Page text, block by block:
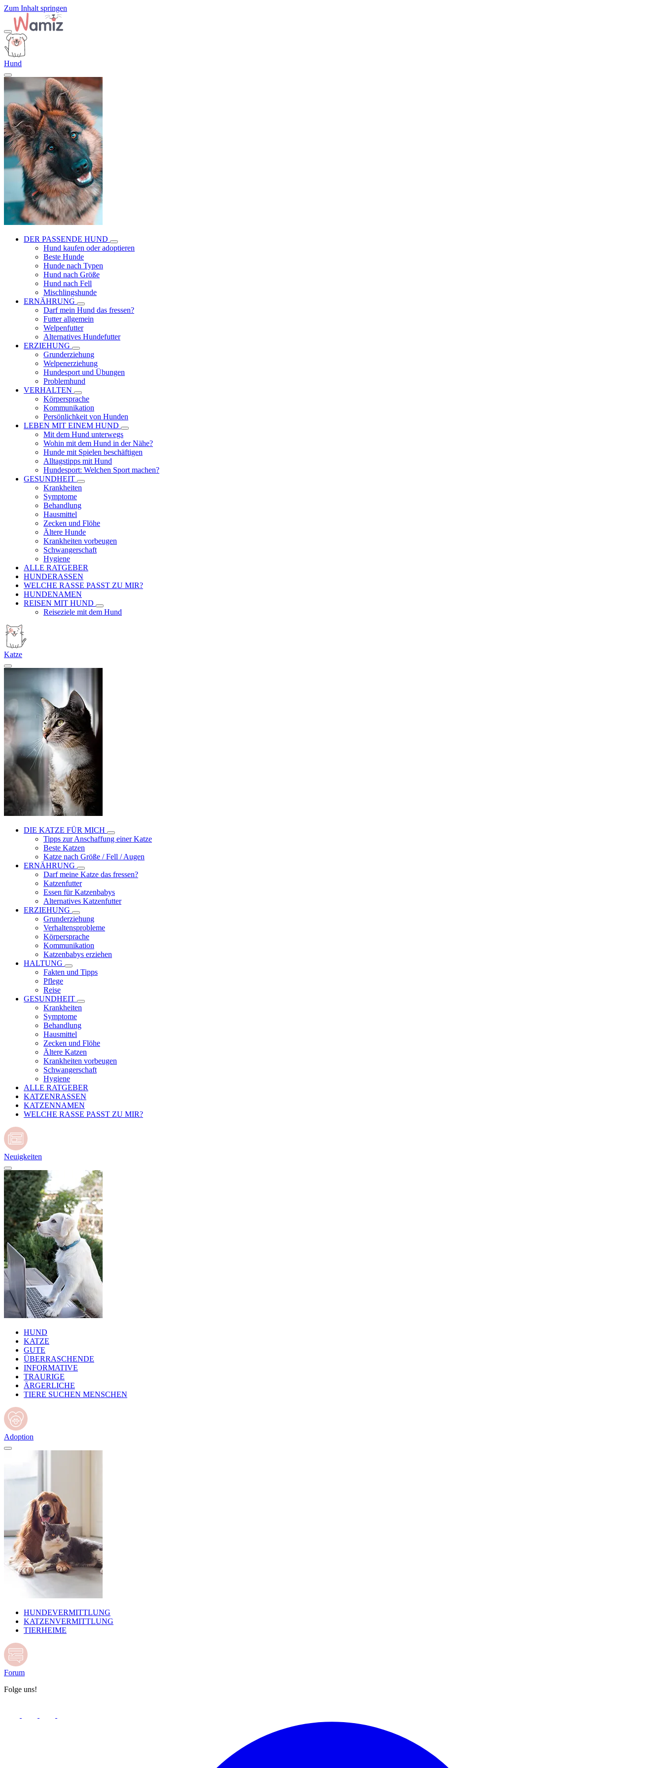
Zum Inhalt springen
Hund
DER PASSENDE HUND
Hund kaufen oder adoptieren
Beste Hunde
Hunde nach Typen
Hund nach Größe
Hund nach Fell
Mischlingshunde
ERNÄHRUNG
Darf mein Hund das fressen?
Futter allgemein
Welpenfutter
Alternatives Hundefutter
ERZIEHUNG
Grunderziehung
Welpenerziehung
Hundesport und Übungen
Problemhund
VERHALTEN
Körpersprache
Kommunikation
Persönlichkeit von Hunden
LEBEN MIT EINEM HUND
Mit dem Hund unterwegs
Wohin mit dem Hund in der Nähe?
Hunde mit Spielen beschäftigen
Alltagstipps mit Hund
Hundesport: Welchen Sport machen?
GESUNDHEIT
Krankheiten
Symptome
Behandlung
Hausmittel
Zecken und Flöhe
Ältere Hunde
Krankheiten vorbeugen
Schwangerschaft
Hygiene
ALLE RATGEBER
HUNDERASSEN
WELCHE RASSE PASST ZU MIR?
HUNDENAMEN
REISEN MIT HUND
Reiseziele mit dem Hund
Katze
DIE KATZE FÜR MICH
Tipps zur Anschaffung einer Katze
Beste Katzen
Katze nach Größe / Fell / Augen
ERNÄHRUNG
Darf meine Katze das fressen?
Katzenfutter
Essen für Katzenbabys
Alternatives Katzenfutter
ERZIEHUNG
Grunderziehung
Verhaltensprobleme
Körpersprache
Kommunikation
Katzenbabys erziehen
HALTUNG
Fakten und Tipps
Pflege
Reise
GESUNDHEIT
Krankheiten
Symptome
Behandlung
Hausmittel
Zecken und Flöhe
Ältere Katzen
Krankheiten vorbeugen
Schwangerschaft
Hygiene
ALLE RATGEBER
KATZENRASSEN
KATZENNAMEN
WELCHE RASSE PASST ZU MIR?
Neuigkeiten
HUND
KATZE
GUTE
ÜBERRASCHENDE
INFORMATIVE
TRAURIGE
ÄRGERLICHE
TIERE SUCHEN MENSCHEN
Adoption
HUNDEVERMITTLUNG
KATZENVERMITTLUNG
TIERHEIME
Forum
Folge uns!